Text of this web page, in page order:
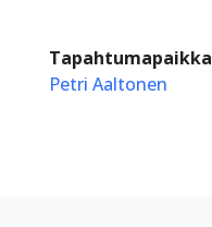
Tapahtumapaikka
Petri Aaltonen